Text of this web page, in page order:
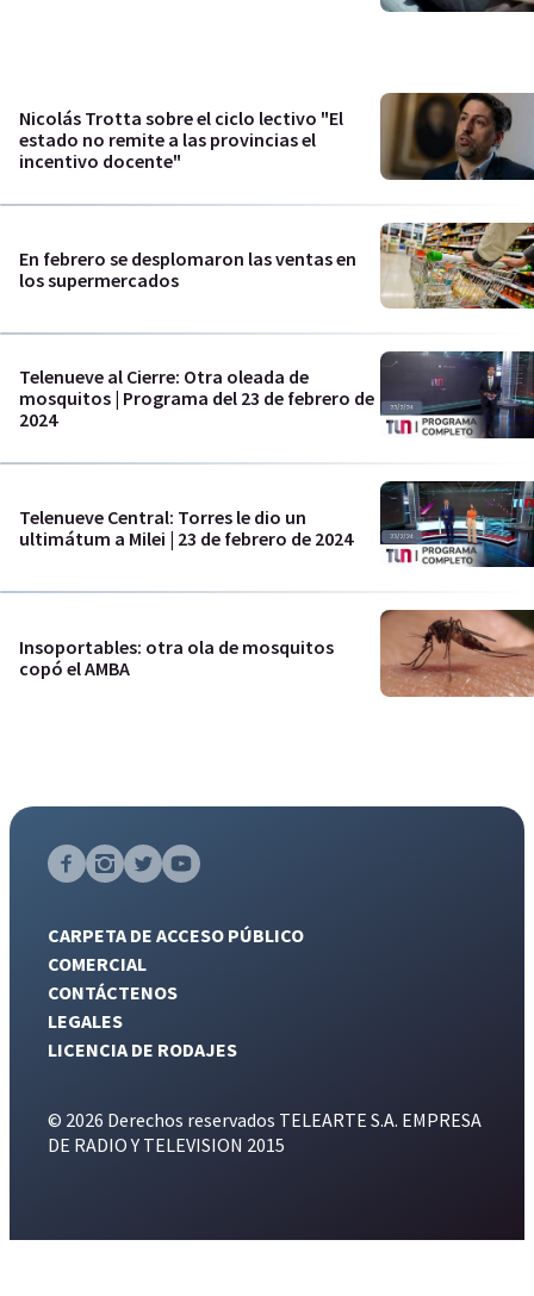
Nicolás Trotta sobre el ciclo lectivo "El
estado no remite a las provincias el
incentivo docente"
En febrero se desplomaron las ventas en
los supermercados
Telenueve al Cierre: Otra oleada de
mosquitos | Programa del 23 de febrero de
2024
Telenueve Central: Torres le dio un
ultimátum a Milei | 23 de febrero de 2024
Insoportables: otra ola de mosquitos
copó el AMBA
CARPETA DE ACCESO PÚBLICO
COMERCIAL
CONTÁCTENOS
LEGALES
LICENCIA DE RODAJES
© 2026 Derechos reservados TELEARTE S.A. EMPRESA
DE RADIO Y TELEVISION 2015